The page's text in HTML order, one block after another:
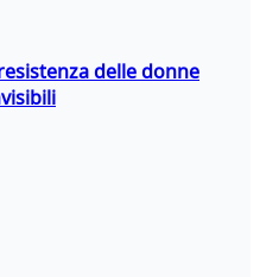
delle donne